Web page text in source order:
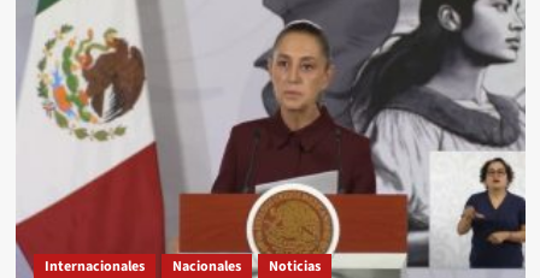
Internacionales Nacionales Noticias